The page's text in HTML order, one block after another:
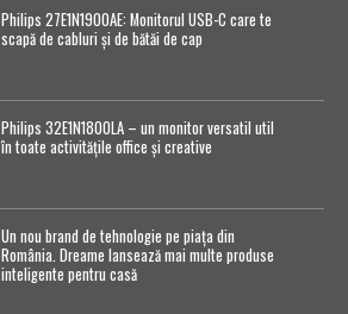
Philips 27E1N1900AE: Monitorul USB-C care te
scapă de cabluri și de bătăi de cap
Philips 32E1N1800LA – un monitor versatil util
în toate activitățile office și creative
Un nou brand de tehnologie pe piața din
România. Dreame lansează mai multe produse
inteligente pentru casă